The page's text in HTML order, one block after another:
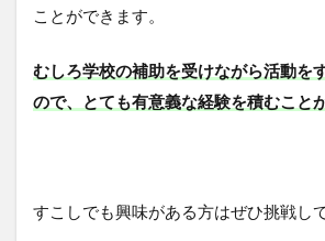
ことができます。
むしろ学校の補助を受けながら活動を
ので、とても有意義な経験を積むこと
すこしでも興味がある方はぜひ挑戦し